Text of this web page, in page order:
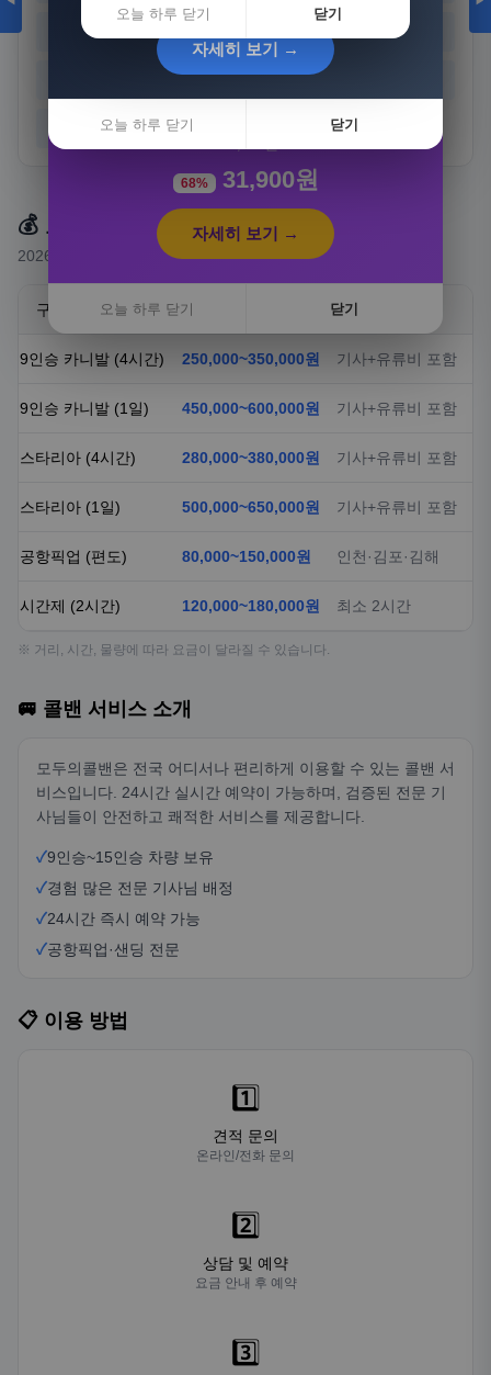
경기 충남
전남 경북
💰 요금 안내
2026년 기준 예상 요금 (실제 요금은 상담 시 확정)
구분
9인승 카니발 (4시간) 250,000~350,000원 기사+유류비 포함
9인승 카니발 (1일) 450,000~600,000원 기사+유류비 포함
스타리아 (4시간) 280,000~380,000원 기사+유류비 포함
스타리아 (1일) 500,000~650,000원 기사+유류비 포함
공항픽업 (편도) 80,000~150,000원 인천·김포·김해
시간제 (2시간) 120,000~180,000원 최소 2시간
※ 거리, 시간, 물량에 따라 요금이 달라질 수 있습니다.
🚐 콜밴 서비스 소개
모두의콜밴은 전국 어디서나 편리하게 이용할 수 있는 콜밴 서
비스입니다. 24시간 실시간 예약이 가능하며, 검증된 전문 기
사님들이 안전하고 쾌적한 서비스를 제공합니다.
✓9인승~15인승 차량 보유
✓경험 많은 전문 기사님 배정
✓24시간 즉시 예약 가능
✓공항픽업·샌딩 전문
📋 이용 방법
1️⃣
견적 문의
온라인/전화 문의
2️⃣
상담 및 예약
요금 안내 후 예약
3️⃣
오늘 하루 닫기 닫기
68% 31,900원
자세히 보기 →
오늘 하루 닫기 닫기
자세히 보기 →
오늘 하루 닫기 닫기